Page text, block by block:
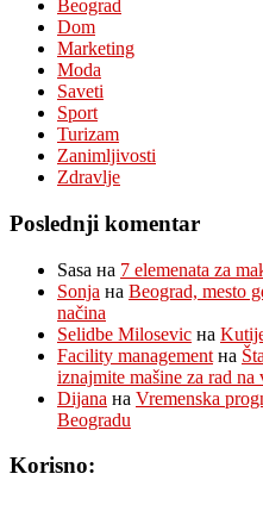
Beograd
Dom
Marketing
Moda
Saveti
Sport
Turizam
Zanimljivosti
Zdravlje
Poslednji komentar
Sasa на 7 elemenata za
Sonja на Beograd, mesto
načina
Selidbe Milosevic на
Facility management на
iznajmite mašine za rad na
Dijana на Vremenska
Beogradu
Korisno: